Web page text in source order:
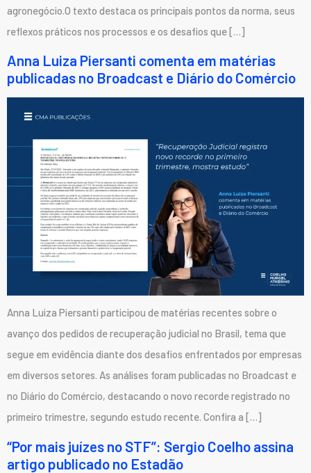
agronegócio.O texto destaca os principais pontos da norma, seus
reflexos práticos nos processos e os desafios que […]
Anna Luiza Piersanti comenta em matérias
publicadas no Broadcast e Diário do Comércio
Anna Luiza Piersanti participou de matérias recentes sobre o
avanço dos pedidos de recuperação judicial no Brasil, tema que
segue em evidência diante dos desafios enfrentados por empresas
em diversos setores. As análises foram publicadas no Broadcast e
no Diário do Comércio, destacando o novo recorde registrado no
primeiro trimestre, segundo estudo recente. Confira a […]
“Por mais juízes no STF”: Sergio Coelho assina
artigo publicado no Estadão